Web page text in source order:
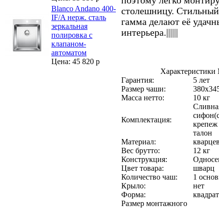
Blanco Andano 400-
IF/A нерж. сталь
зеркальная
полировка с
клапаном-
автоматом
Цена: 45 820 р
столешницу.
гамма делают её
интерьера.||||||
Гарантия:
5 лет
Размер чаши:
Масса нетто:
10 кг
Комплектация:
крепеж
талон
Материал:
Вес брутто:
12 кг
Конструкция:
Цвет товара:
шварц
Количество чаш:
1
Крыло:
нет
Форма:
Размер монтажного